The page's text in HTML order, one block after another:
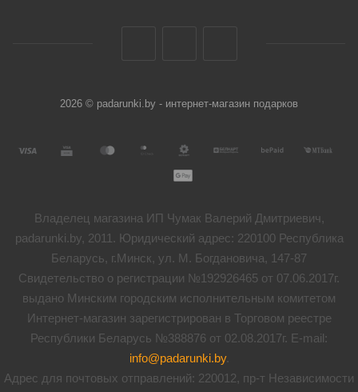
2026 © padarunki.by - интернет-магазин подарков
Владелец магазина ИП Чумак Валерий Дмитриевич,
padarunki.by, 2011. Юридический адрес: 220100 Республика
Беларусь, г.Минск, ул. М. Богдановича, 147-87
Свидетельство о регистрации №192926465 от 07.06.2017г.
выдано Минским городским исполнительным комитетом
Интернет-магазин зарегистрирован в Торговом реестре
Республики Беларусь №388876 от 02.08.2017г. E-mail:
info@padarunki.by.
Адрес для почтовых отправлений: 220012, пр-т Независимости